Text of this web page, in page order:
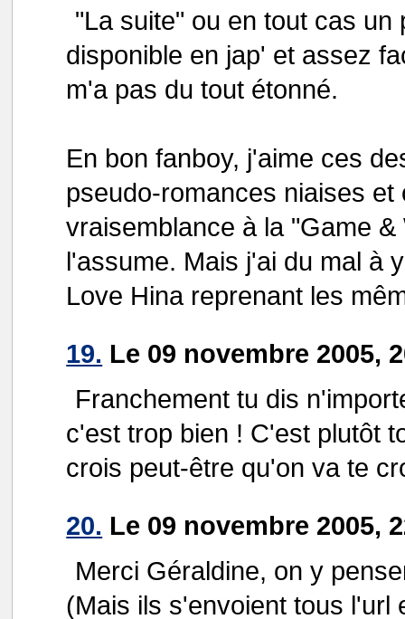
"La suite" ou en tout cas
disponible en jap' et assez
m'a pas du tout étonné.
En bon fanboy, j'aime ces
pseudo-romances niaises
vraisemblance à la "Game
l'assume. Mais j'ai du mal à
Love Hina reprenant les
19. Le 09 novembre 2005,
Franchement tu dis
c'est trop bien ! C'est plutôt
crois peut-être qu'on va te
20. Le 09 novembre 2005,
Merci Géraldine, on y
(Mais ils s'envoient tous l'url